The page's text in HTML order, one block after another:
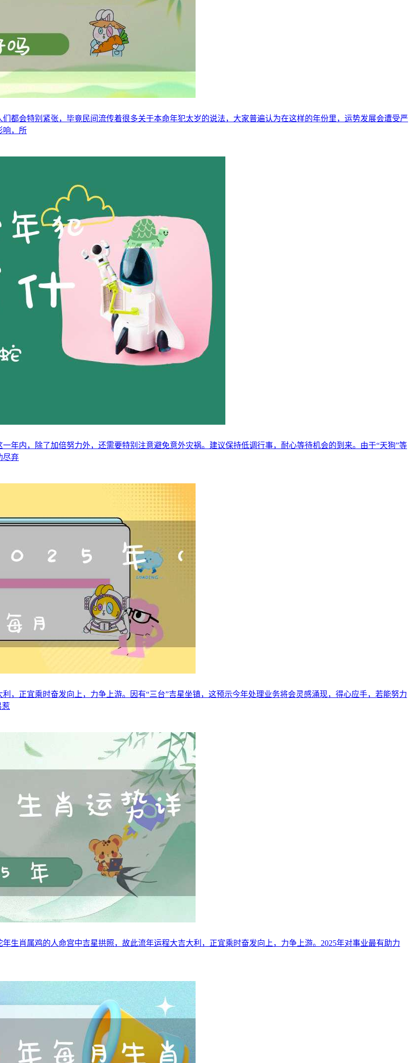
都会特别紧张，毕竟民间流传着很多关于本命年犯太岁的说法，大家普遍认为在这样的年份里，运势发展会遭受严
响，所
年内，除了加倍努力外，还需要特别注意避免意外灾祸。建议保持低调行事，耐心等待机会的到来。由于“天狗”等
尽弃
，正宜乘时奋发向上，力争上游。因有“三台”吉星坐镇，这预示今年处理业务将会灵感涌现，得心应手，若能努力
惹
生肖属鸡的人命宫中吉星拱照，故此流年运程大吉大利，正宜乘时奋发向上，力争上游。2025年对事业最有助力